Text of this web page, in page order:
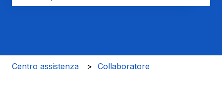
Centro assistenza Collaboratore